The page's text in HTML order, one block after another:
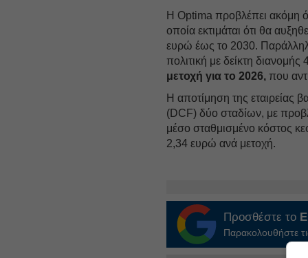
Η Optima προβλέπει ακόμη
οποία εκτιμάται ότι θα
ευρώ έως το 2030.
πολιτική με δείκτη
μετοχή για το 2026, που
Η αποτίμηση της εταιρείας
(DCF) δύο σταδίων, με
μέσο σταθμισμένο κόστος
2,34 ευρώ ανά μετοχή.
Προσθέστε το
Παρακολουθήστε